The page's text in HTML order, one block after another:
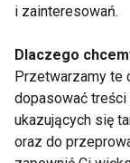
znaczenie
i zainteresowań.
Dlaczego
Przetwarzamy te
dopasować treści
ukazujących się
oraz do